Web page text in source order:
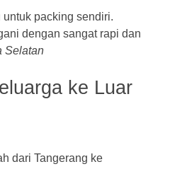
untuk packing sendiri.
dengan sangat rapi dan
Selatan
ke Luar
dari Tangerang ke